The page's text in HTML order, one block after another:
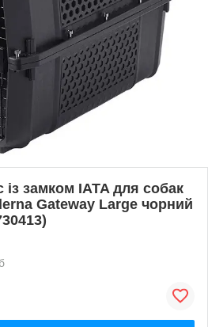
замком IATA для собак
Gateway Large чорний